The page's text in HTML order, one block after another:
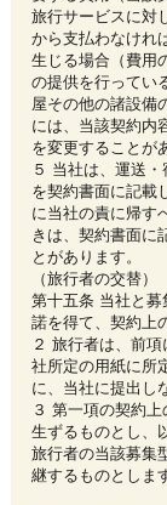
旅行サービスに対
から支払わなけれ
生じる場合（費用
の提供を行ってい
屋その他の諸設備
には、当該契約内
を変更することが
５ 当社は、運送
を契約書面に記載
に当社の責に帰す
きは、契約書面に
とがあります。
（旅行者の交替）
第十五条 当社と
諾を得て、契約上
２ 旅行者は、前
社所定の用紙に所
に、当社に提出し
３ 第一項の契約
生ずるものとし、
旅行者の当該募集
継するものとしま